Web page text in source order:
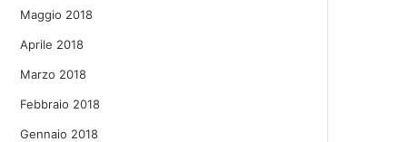
Maggio 2018
Aprile 2018
Marzo 2018
Febbraio 2018
Gennaio 2018